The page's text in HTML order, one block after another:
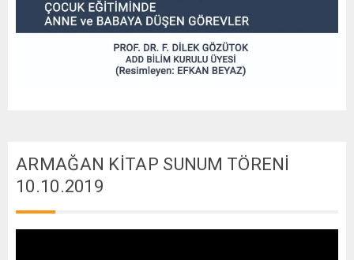
ARMAĞAN KİTAP SUNUM TÖRENİ
10.10.2019